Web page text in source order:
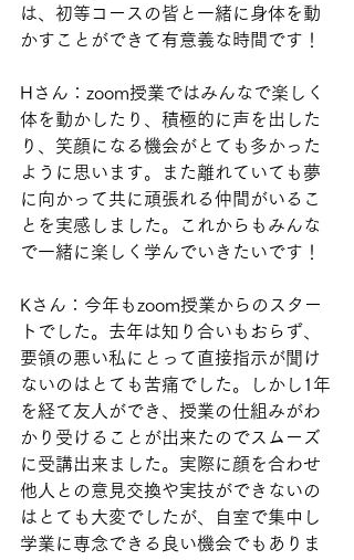
は、初等コースの皆と一緒に身体を動
かすことができて有意義な時間です！
Hさん：zoom授業ではみんなで楽しく
体を動かしたり、積極的に声を出した
り、笑顔になる機会がとても多かった
ように思います。また離れていても夢
に向かって共に頑張れる仲間がいるこ
とを実感しました。これからもみんな
で一緒に楽しく学んでいきたいです！
Kさん：今年もzoom授業からのスター
トでした。去年は知り合いもおらず、
要領の悪い私にとって直接指示が聞け
ないのはとても苦痛でした。しかし1年
を経て友人ができ、授業の仕組みがわ
かり受けることが出来たのでスムーズ
に受講出来ました。実際に顔を合わせ
他人との意見交換や実技ができないの
はとても大変でしたが、自室で集中し
学業に専念できる良い機会でもありま